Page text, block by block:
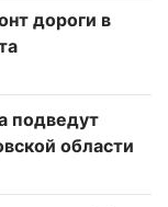
дороги в
подведут
области